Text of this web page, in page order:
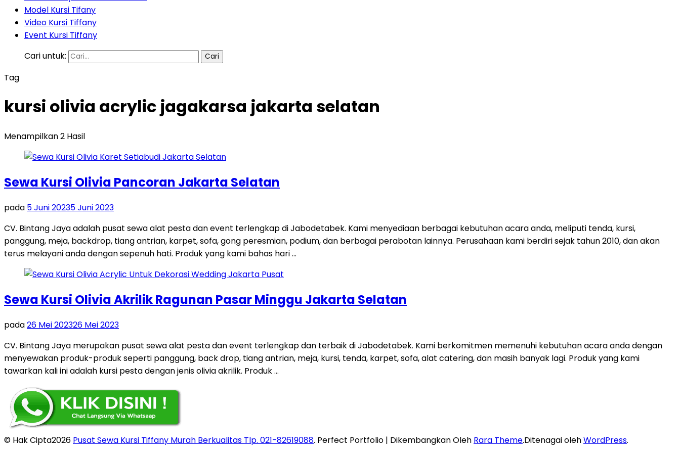
Model Kursi Tifany
Video Kursi Tiffany
Event Kursi Tiffany
Cari untuk:
Tag
kursi olivia acrylic jagakarsa jakarta selatan
Menampilkan 2 Hasil
Sewa Kursi Olivia Pancoran Jakarta Selatan
pada 5 Juni 20235 Juni 2023
CV. Bintang Jaya adalah pusat sewa alat pesta dan event terlengkap di Jabodetabek. Kami menyediaan berbagai kebutuhan acara anda, meliputi tenda, kursi,
panggung, meja, backdrop, tiang antrian, karpet, sofa, gong peresmian, podium, dan berbagai perabotan lainnya. Perusahaan kami berdiri sejak tahun 2010, dan akan
terus melayani anda dengan sepenuh hati. Produk yang kami bahas hari …
Sewa Kursi Olivia Akrilik Ragunan Pasar Minggu Jakarta Selatan
pada26 Mei 202326 Mei 2023
CV. Bintang Jaya merupakan pusat sewa alat pesta dan event terlengkap dan terbaik di Jabodetabek. Kami berkomitmen memenuhi kebutuhan acara anda dengan
menyewakan produk-produk seperti panggung, back drop, tiang antrian, meja, kursi, tenda, karpet, sofa, alat catering, dan masih banyak lagi. Produk yang kami
tawarkan kali ini adalah kursi pesta dengan jenis olivia akrilik. Produk …
© Hak Cipta2026 Pusat Sewa Kursi Tiffany Murah Berkualitas Tlp. 021-82619088. Perfect Portfolio | Dikembangkan Oleh Rara Theme.Ditenagai olehWordPress.